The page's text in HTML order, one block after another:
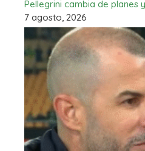
Pellegrini cambia de planes
7 agosto, 2026